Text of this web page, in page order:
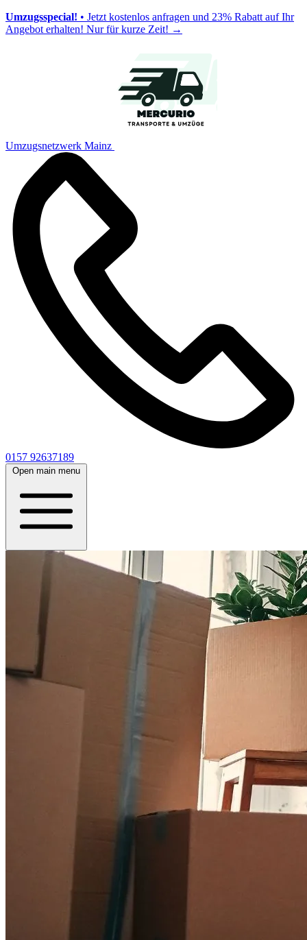
Umzugsspecial! • Jetzt kostenlos anfragen und 23% Rabatt auf Ihr
Angebot erhalten! Nur für kurze Zeit! →
Umzugsnetzwerk Mainz
0157 92637189
Open main menu